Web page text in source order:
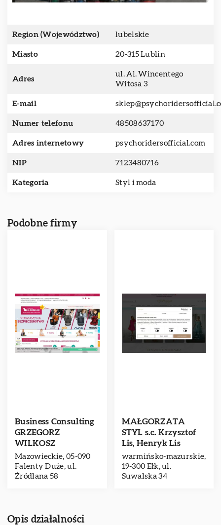
Region (Województwo) lubelskie
Miasto 20-315 Lublin
Adres
ul. Al. Wincentego
Witosa 3
E-mail
Numer telefonu 48508637170
Adres internetowy psychoridersofficial.com
NIP 7123480716
Kategoria Styl i moda
Podobne firmy
Business Consulting
GRZEGORZ
WILKOSZ
Mazowieckie, 05-090
Falenty Duże, ul.
Źródlana 58
MAŁGORZATA
STYL s.c. Krzysztof
Lis, Henryk Lis
warmińsko-mazurskie,
19-300 Ełk, ul.
Suwalska 34
Opis działalności